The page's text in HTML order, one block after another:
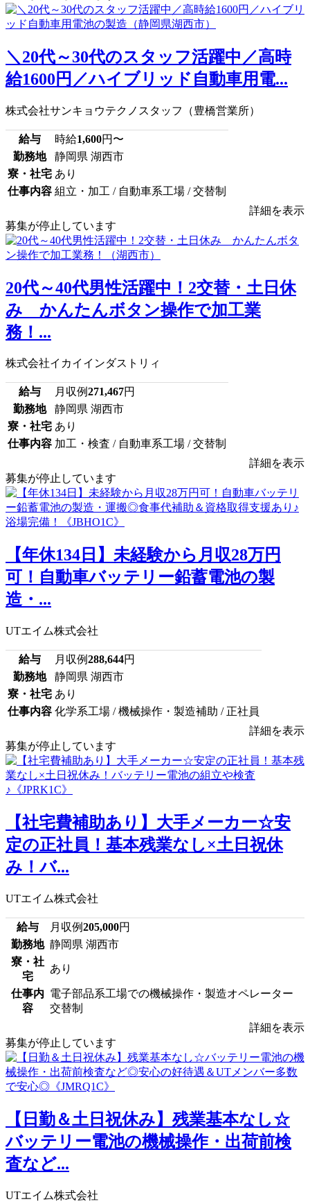
＼20代～30代のスタッフ活躍中／高時
給1600円／ハイブリッド自動車用電...
株式会社サンキョウテクノスタッフ（豊橋営業所）
給与 時給1,600円〜
勤務地
静岡県 湖西市
寮・社宅 あり
仕事内容 組立・加工 / 自動車系工場 / 交替制
詳細を表示
募集が停止しています
20代～40代男性活躍中！2交替・土日休
み かんたんボタン操作で加工業
務！...
株式会社イカイインダストリィ
給与 月収例271,467円
勤務地
静岡県 湖西市
寮・社宅 あり
仕事内容 加工・検査 / 自動車系工場 / 交替制
詳細を表示
募集が停止しています
【年休134日】未経験から月収28万円
可！自動車バッテリー鉛蓄電池の製
造・...
UTエイム株式会社
給与 月収例288,644円
勤務地
静岡県 湖西市
寮・社宅 あり
仕事内容 化学系工場 / 機械操作・製造補助 / 正社員
詳細を表示
募集が停止しています
【社宅費補助あり】大手メーカー☆安
定の正社員！基本残業なし×土日祝休
み！バ...
UTエイム株式会社
給与 月収例205,000円
勤務地 静岡県 湖西市
寮・社
宅
あり
仕事内
容
電子部品系工場での機械操作・製造オペレーター
交替制
詳細を表示
募集が停止しています
【日勤＆土日祝休み】残業基本なし☆
バッテリー電池の機械操作・出荷前検
査など...
UTエイム株式会社